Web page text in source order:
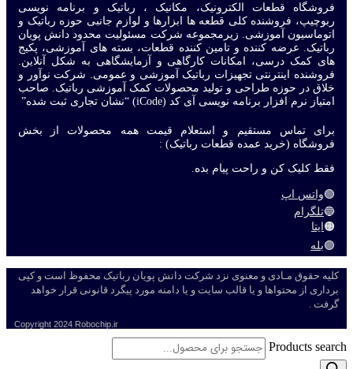
فروشگاه قطعات الکترونیک، مکانیک ، رباتیک و برنامه نویسی
ربوچیپ، فروشنده کلی قطعه ها ابزارها و لوازم جانبی حوزه رباتیک و
اتوماسیون آموزشی. زیرمجموعه شرکت مسئولیت محدود دانش پویان
رباتیک. عرضه کننده و تامین کننده قطعات، بسته های آموزشی، پکیج
های کمک درسی، امکانات کارگاهی و آزمایشگاهی به شکل آنلاین.
فروشنده اینترنتی تجهیزات رباتیک آموزشی و عمومی. شرکت نوآور و
خلاق در حوزه طراحی و تولید محصولات کمک آموزشی رباتیک. صاحب
امتیاز نرم افزار برنامه نویسی آی کد (iCode) “نشان تجاری ثبت شده”
برای تماس مستقیم و استعلام قیمت همه محصولات از بخش
فروشگاه (خرید عمده قطعات رباتیک) :
فقط کلیک کن و راحت پیام بده.
🟢واتس اپ
🔵تلگرام
🟠ایتا
🟣بله
کلیه حقوق مـادی و معنوی نزد شرکت دانش پویان رباتیک محفوظ است و کپی
برداری از محتواها و یا قالب سایت و یا دامنه مورد پیگرد قانونی قرار خواهد
گرفت .
Copyright 2024 Robochip.ir
Products search